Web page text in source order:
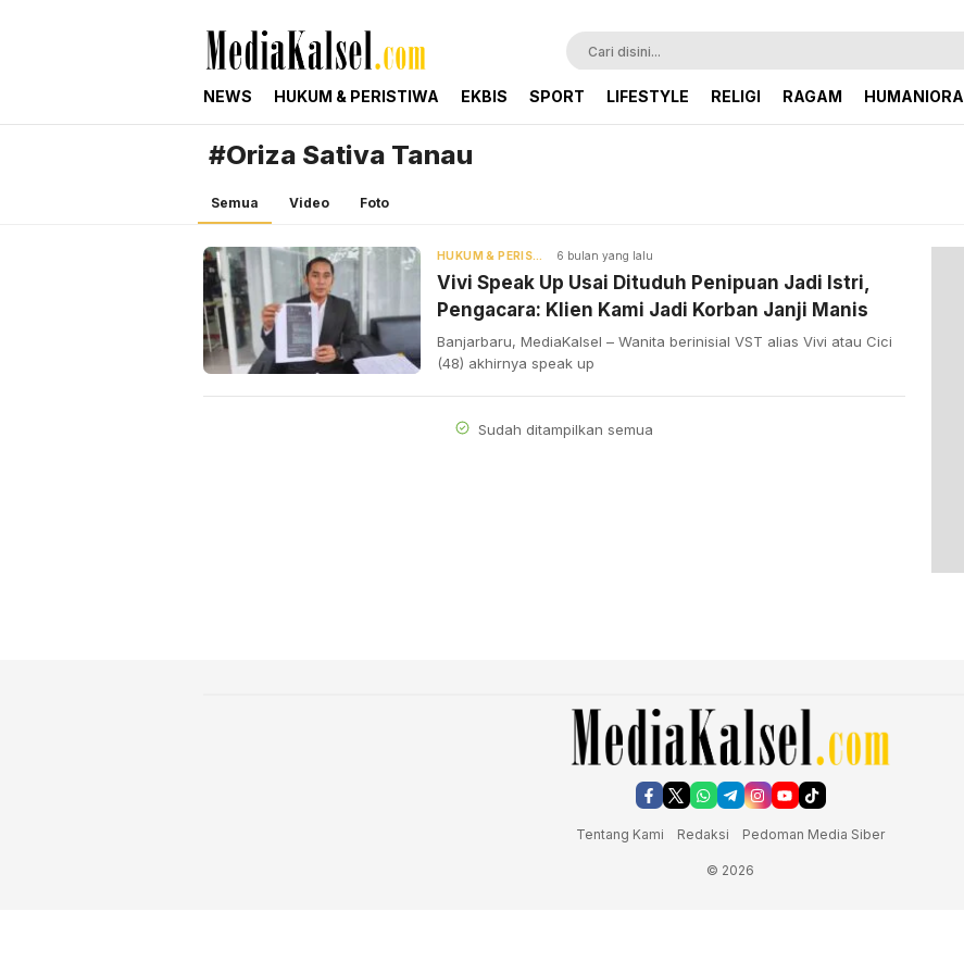
mediakalsel.com
Berita Update Banua
NEWS HUKUM & PERISTIWA EKBIS SPORT LIFESTYLE RELIGI RAGAM HUMANIORA
#Oriza Sativa Tanau
Semua Video Foto
HUKUM & PERISTIWA 6 bulan yang lalu
Vivi Speak Up Usai Dituduh Penipuan Jadi Istri,
Pengacara: Klien Kami Jadi Korban Janji Manis
Banjarbaru, MediaKalsel – Wanita berinisial VST alias Vivi atau Cici
(48) akhirnya speak up
Sudah ditampilkan semua
Tentang Kami Redaksi Pedoman Media Siber
© 2026